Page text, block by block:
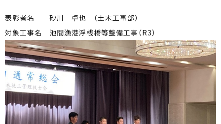
表彰者名 砂川 卓也 （土木工事部）
対象工事名 池間漁港浮桟橋等整備工事（R3）